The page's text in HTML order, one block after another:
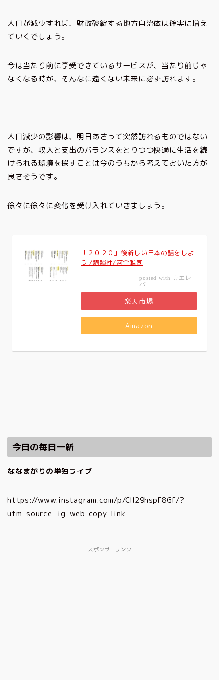
人口が減少すれば、財政破綻する地方自治体は確実に増え
ていくでしょう。
今は当たり前に享受できているサービスが、当たり前じゃ
なくなる時が、そんなに遠くない未来に必ず訪れます。
人口減少の影響は、明日あさって突然訪れるものではない
ですが、収入と支出のバランスをとりつつ快適に生活を続
けられる環境を探すことは今のうちから考えておいた方が
良さそうです。
徐々に徐々に変化を受け入れていきましょう。
「２０２０」後新しい日本の話をしよ
う /講談社/河合雅司
posted with カエレ
バ
楽天市場
Amazon
今日の毎日一新
ななまがりの単独ライブ
https://www.instagram.com/p/CH29hspF8GF/?
utm_source=ig_web_copy_link
スポンサーリンク